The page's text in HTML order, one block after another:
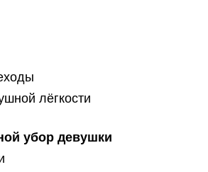
лёгкости
убор девушки